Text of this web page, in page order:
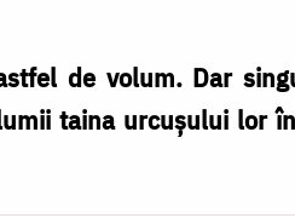
de volum. Dar
taina urcușului lor